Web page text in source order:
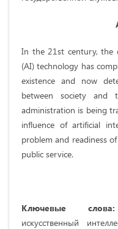
In the 21st century, the
(AI) technology has
existence and now
between society and
administration is being
influence of artificial
problem and readiness
public service.
Ключевые слова:
искусственный